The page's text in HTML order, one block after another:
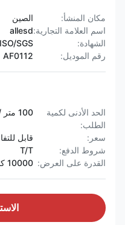
مكان المنشأ:
الصين
اسم العلامة التجارية:allesd
الشهادة:
ISO/SGS
رقم الموديل:
AF0112
الحد الأدنى لكمية
الطلب:
100 متر / قابل للتفاوض
سعر:
قابل
شروط الدفع:
T/T
القدرة على العرض: 10000 كجم شهريا